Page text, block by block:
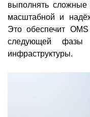
выполнять сложные
масштабной и
Это обеспечит
следующей фазы
инфраструктуры.